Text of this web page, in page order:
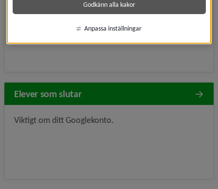
Hur du byter lösenord.
Elever som slutar
Viktigt om ditt Googlekonto.
Godkänn alla kakor
Anpassa inställningar